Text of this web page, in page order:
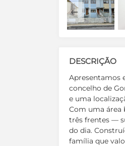
DESCRIÇÃO
Apresentamos
concelho de
e uma
Com uma área
três frentes —
do dia.
família que